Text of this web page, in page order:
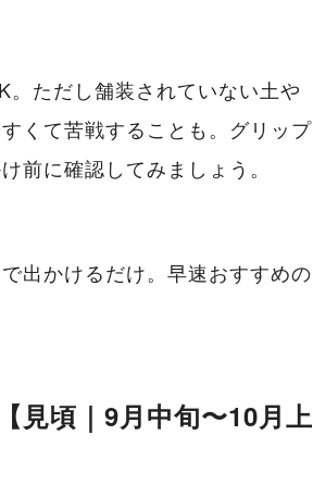
ただし舗装されていない土や
くて苦戦することも。グリップ
前に確認してみましょう。
出かけるだけ。早速おすすめの
見頃｜9月中旬〜10月上